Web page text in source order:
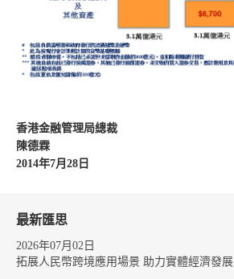
香港金融管理局總裁
陳德霖
2014年7月28日
最新匯思
2026年07月02日
拓展人民幣跨境應用場景 助力實體經濟發展